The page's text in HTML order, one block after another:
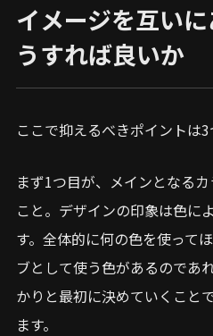
イメージを互い
うすれば良いか
ここで抑えるべきポイントは3
まず1つ目が、メインとなる
こと。デザインの印象は色に
す。全体的に何の色を使って
ブとして使う色があるのであ
かりと最初に決めていくこと
ます。